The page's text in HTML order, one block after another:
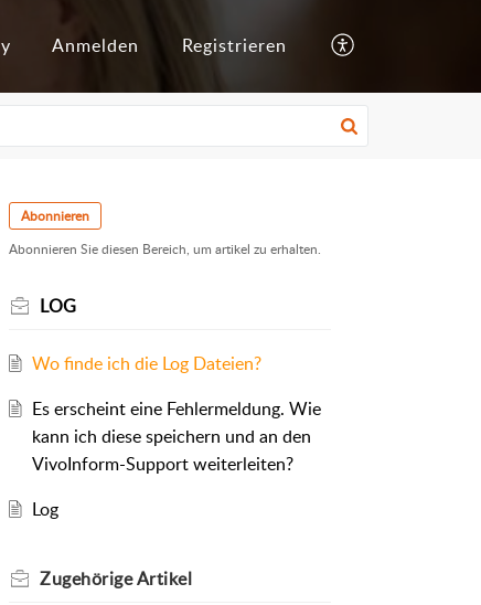
Anmelden Registrieren
Abonnieren
Abonnieren Sie diesen Bereich, um artikel zu erhalten.
LOG
Wo finde ich die Log Dateien?
Es erscheint eine Fehlermeldung. Wie
kann ich diese speichern und an den
VivoInform-Support weiterleiten?
Log
ZugehörigeArtikel